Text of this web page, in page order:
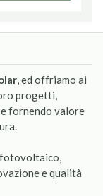
, ed offriamo ai
progetti,
fornendo valore
fotovoltaico,
e qualità